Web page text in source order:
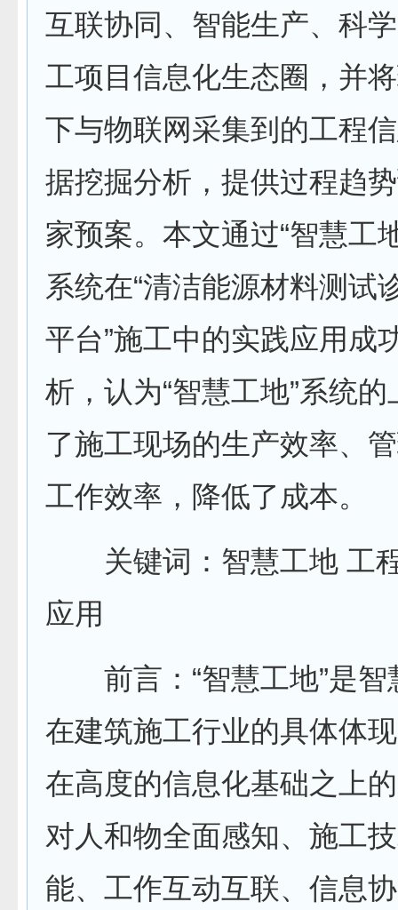
互联协同、智能生产、科
工项目信息化生态圈，并
下与物联网采集到的工程
据挖掘分析，提供过程趋
家预案。本文通过“智慧工
系统在“清洁能源材料测试
平台”施工中的实践应用成
析，认为“智慧工地”系统
了施工现场的生产效率、
工作效率，降低了成本。
关键词：智慧工地 工
应用
前言：“智慧工地”是智
在建筑施工行业的具体体
在高度的信息化基础之上
对人和物全面感知、施工
能、工作互动互联、信息